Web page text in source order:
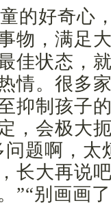
的好奇心
物 ，满足
佳状态，
情。很多
抑制孩子
，会极大
问题啊，太
长大再说
”“别画画